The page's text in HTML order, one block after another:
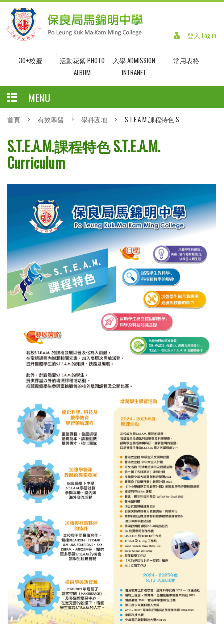
登入 Log in
30+校慶
活動花絮 PHOTO
ALBUM
入學 ADMISSION
常用表格
INTRANET
MENU
首頁 > 有效學習 > 學科園地 > S.T.E.A.M.課程特色 S...
S.T.E.A.M.課程特色 S.T.E.A.M.
Curriculum